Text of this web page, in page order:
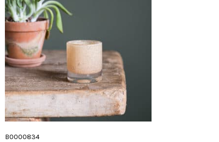
Inläggsnavigering
B0000834